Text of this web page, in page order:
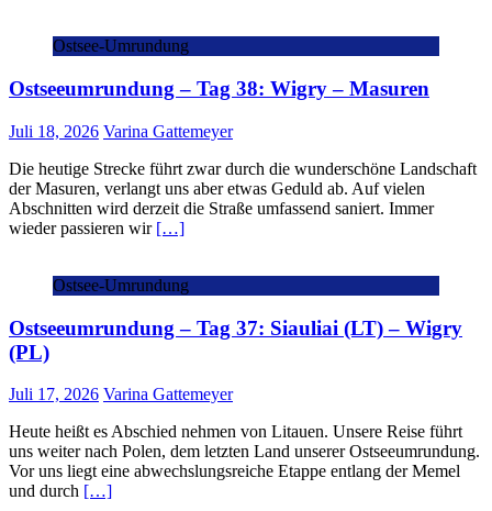
Ostsee-Umrundung
Ostseeumrundung – Tag 38: Wigry – Masuren
Juli 18, 2026 Varina Gattemeyer
Die heutige Strecke führt zwar durch die wunderschöne Landschaft
der Masuren, verlangt uns aber etwas Geduld ab. Auf vielen
Abschnitten wird derzeit die Straße umfassend saniert. Immer
wieder passieren wir […]
Ostsee-Umrundung
Ostseeumrundung – Tag 37: Siauliai (LT) – Wigry
(PL)
Juli 17, 2026 Varina Gattemeyer
Heute heißt es Abschied nehmen von Litauen. Unsere Reise führt
uns weiter nach Polen, dem letzten Land unserer Ostseeumrundung.
Vor uns liegt eine abwechslungsreiche Etappe entlang der Memel
und durch […]